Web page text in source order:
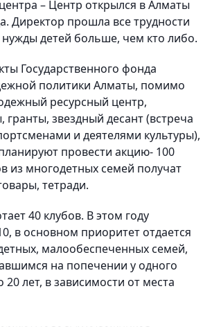
– Центр открылся в Алматы
Директор прошла все трудности
нужды детей больше, чем кто либо.
Государственного фонда
политики Алматы, помимо
ресурсный центр,
гранты, звездный десант (встреча
и деятелями культуры),
провести акцию- 100
из многодетных семей получат
тетради.
40 клубов. В этом году
в основном приоритет отдается
малообеспеченных семей,
на попечении у одного
20 лет, в зависимости от места